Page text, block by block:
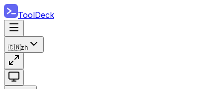
ToolDeck
🇨🇳zh